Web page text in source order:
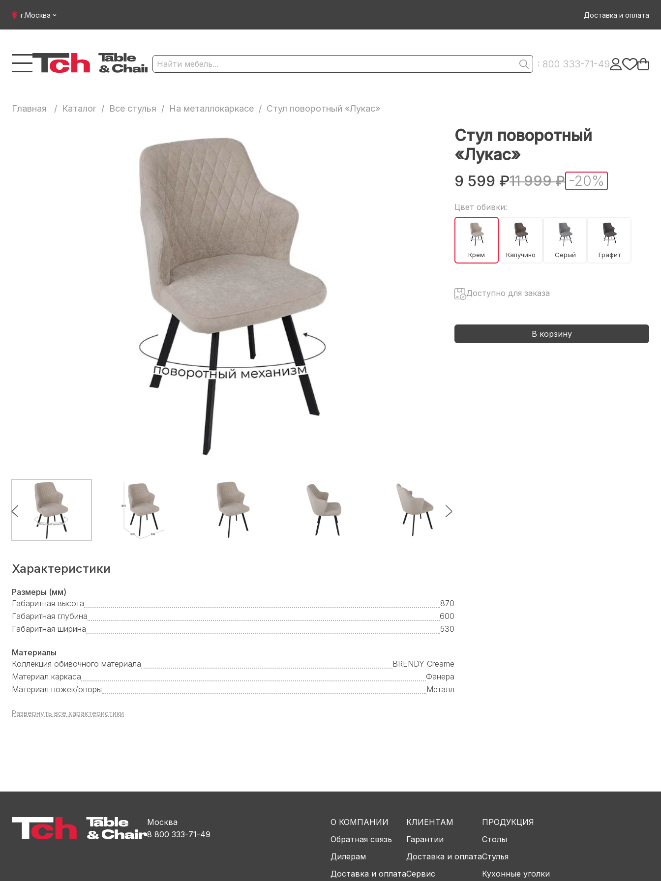
г.Москва Доставка и оплата
8 800 333-71-49
Главная / Каталог / Все стулья / На металлокаркасе / Стул поворотный «Лукас»
Характеристики
Размеры (мм)
Габаритная высота
870
Габаритная глубина
600
Габаритная ширина
530
Материалы
Коллекция обивочного материала
BRENDY Creame
Материал каркаса
Фанера
Материал ножек/опоры
Металл
Развернуть все характеристики
Стул поворотный
«Лукас»
9 599 11 999 -20%
Цвет обивки:
Крем Капучино Серый Графит
Доступно для заказа
В корзину
Москва
8 800 333-71-49
О КОМПАНИИ
Обратная связь
Дилерам
Доставка и оплата
КЛИЕНТАМ
Гарантии
Доставка и оплата
Сервис
ПРОДУКЦИЯ
Столы
Стулья
Кухонные уголки